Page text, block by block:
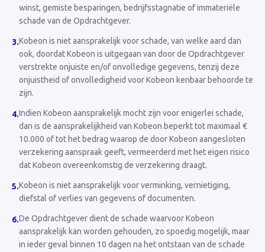
winst, gemiste besparingen, bedrijfsstagnatie of immateriële
schade van de Opdrachtgever.
3.Kobeon is niet aansprakelijk voor schade, van welke aard dan
ook, doordat Kobeon is uitgegaan van door de Opdrachtgever
verstrekte onjuiste en/of onvolledige gegevens, tenzij deze
onjuistheid of onvolledigheid voor Kobeon kenbaar behoorde te
zijn.
4.Indien Kobeon aansprakelijk mocht zijn voor enigerlei schade,
dan is de aansprakelijkheid van Kobeon beperkt tot maximaal €
10.000 of tot het bedrag waarop de door Kobeon aangesloten
verzekering aanspraak geeft, vermeerderd met het eigen risico
dat Kobeon overeenkomstig de verzekering draagt.
5.Kobeon is niet aansprakelijk voor verminking, vernietiging,
diefstal of verlies van gegevens of documenten.
6.De Opdrachtgever dient de schade waarvoor Kobeon
aansprakelijk kan worden gehouden, zo spoedig mogelijk, maar
in ieder geval binnen 10 dagen na het ontstaan van de schade